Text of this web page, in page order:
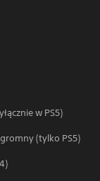
w PS5)
(tylko PS5)